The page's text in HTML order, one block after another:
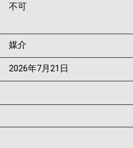
不可
媒介
2026年7月21日